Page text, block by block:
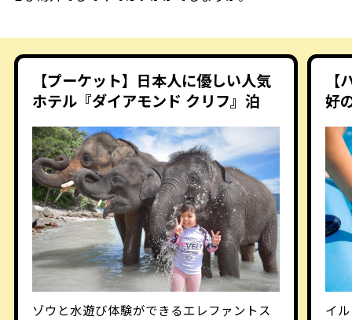
【プーケット】日本人に優しい人気
ホテル『ダイアモンド クリフ』泊
ゾウと水遊び体験ができるエレファントス
【
好
イ